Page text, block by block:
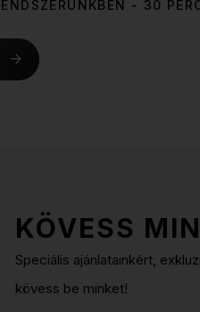
- 30
KÖVESS
Speciális ajánlatainkért,
kövess be minket!